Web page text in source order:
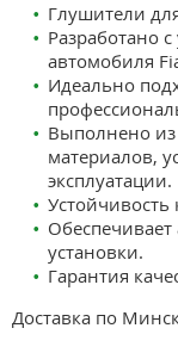
Глушители
Разработано
автомобиля
Идеально
Выполнено из
материалов,
эксплуатации.
Устойчивость
установки.
Гарантия
Доставка по